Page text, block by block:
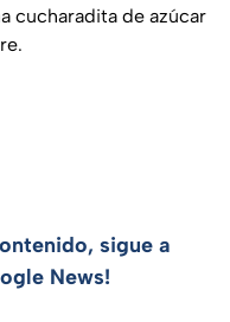
cucharadita de azúcar
sigue a
News!